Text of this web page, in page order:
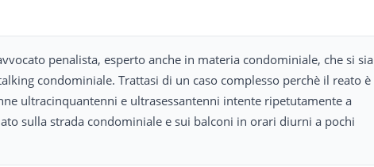
penalista, esperto anche in materia condominiale, che si sia
condominiale. Trattasi di un caso complesso perchè il reato è
ultracinquantenni e ultrasessantenni intente ripetutamente a
sulla strada condominiale e sui balconi in orari diurni a pochi